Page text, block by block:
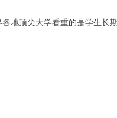
地顶尖大学看重的是学生长